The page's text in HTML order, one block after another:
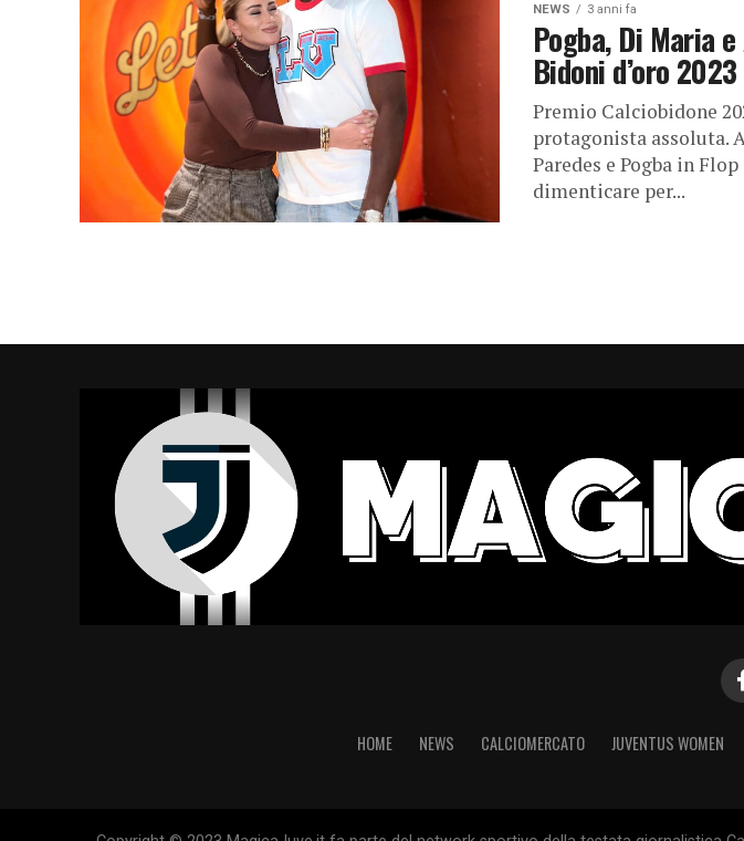
NEWS 3 anni fa
Pogba, Di Maria
Bidoni d’oro 2023
Premio Calciobidone
protagonista assoluta.
Paredes e Pogba in Flop
dimenticare per...
HOME NEWS CALCIOMERCATO JUVENTUS WOMEN